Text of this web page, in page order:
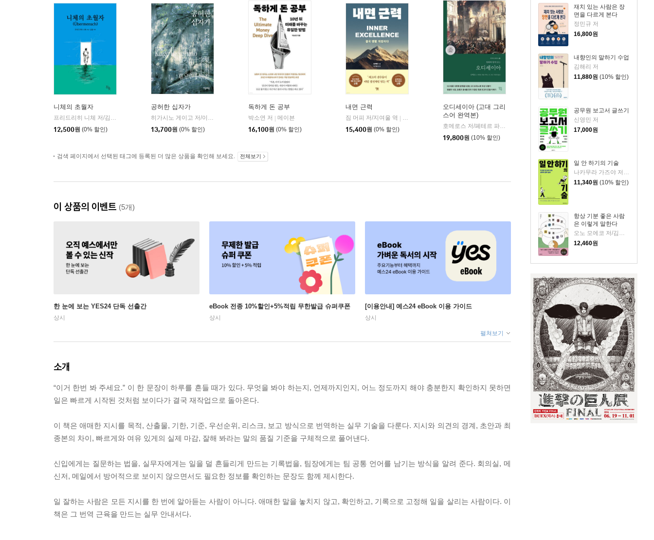
재치 있는 사람은 장
면을 다르게 본다
정민규 저
16,800원
내향인의 말하기 수업
김해리 저
11,880원 (10% 할인)
공무원 보고서 글쓰기
신영민 저
17,000원
일 안 하기의 기술
나카무라 가즈야 저/김수빈 역
11,340원 (10% 할인)
항상 기분 좋은 사람
은 이렇게 말한다
오노 모에코 저/김시온 역
12,460원
니체의 초월자
프리드리히 니체 저/김철 편역
12,500원 (0% 할인)
공허한 십자가
히가시노 게이고 저/이선희 역
자음과모음
13,700원 (0% 할인)
독하게 돈 공부
박소연 저
메이븐
16,100원 (0% 할인)
내면 근력
짐 머피 저/지여울 역
윌북(willbook)
15,400원 (0% 할인)
오디세이아 (고대 그리
스어 완역본)
호메로스 저/페테르 파울 루벤스 그림/박문재 역 |
현대지성
19,800원 (10% 할인)
검색 페이지에서 선택된 태그에 등록된 더 많은 상품을 확인해 보세요. 전체보기
이 상품의 이벤트 (5개)
한 눈에 보는 YES24 단독 선출간
상시
eBook 전종 10%할인+5%적립 무한발급 슈퍼쿠폰
상시
[이용안내] 예스24 eBook 이용 가이드
상시
펼쳐보기
소개
“이거 한번 봐 주세요.” 이 한 문장이 하루를 흔들 때가 있다. 무엇을 봐야 하는지, 언제까지인지, 어느 정도까지 해야 충분한지 확인하지 못하면
일은 빠르게 시작된 것처럼 보이다가 결국 재작업으로 돌아온다.
이 책은 애매한 지시를 목적, 산출물, 기한, 기준, 우선순위, 리스크, 보고 방식으로 번역하는 실무 기술을 다룬다. 지시와 의견의 경계, 초안과 최
종본의 차이, 빠르게와 여유 있게의 실제 마감, 잘해 봐라는 말의 품질 기준을 구체적으로 풀어낸다.
신입에게는 질문하는 법을, 실무자에게는 일을 덜 흔들리게 만드는 기록법을, 팀장에게는 팀 공통 언어를 남기는 방식을 알려 준다. 회의실, 메
신저, 메일에서 방어적으로 보이지 않으면서도 필요한 정보를 확인하는 문장도 함께 제시한다.
일 잘하는 사람은 모든 지시를 한 번에 알아듣는 사람이 아니다. 애매한 말을 놓치지 않고, 확인하고, 기록으로 고정해 일을 살리는 사람이다. 이
책은 그 번역 근육을 만드는 실무 안내서다.